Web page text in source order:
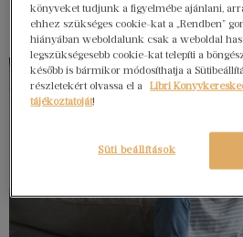
könyveket tudjunk a figyelmébe ajánlani,
ehhez szükséges cookie-kat a „Rendben”
hiányában weboldalunk csak a weboldal
legszükségesebb cookie-kat telepíti a
később is bármikor módosíthatja a
részletekért olvassa el a
Libri
tájékoztatóját!
Süti beállítások